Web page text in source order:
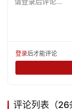
登录后才能评论
评论列表（26